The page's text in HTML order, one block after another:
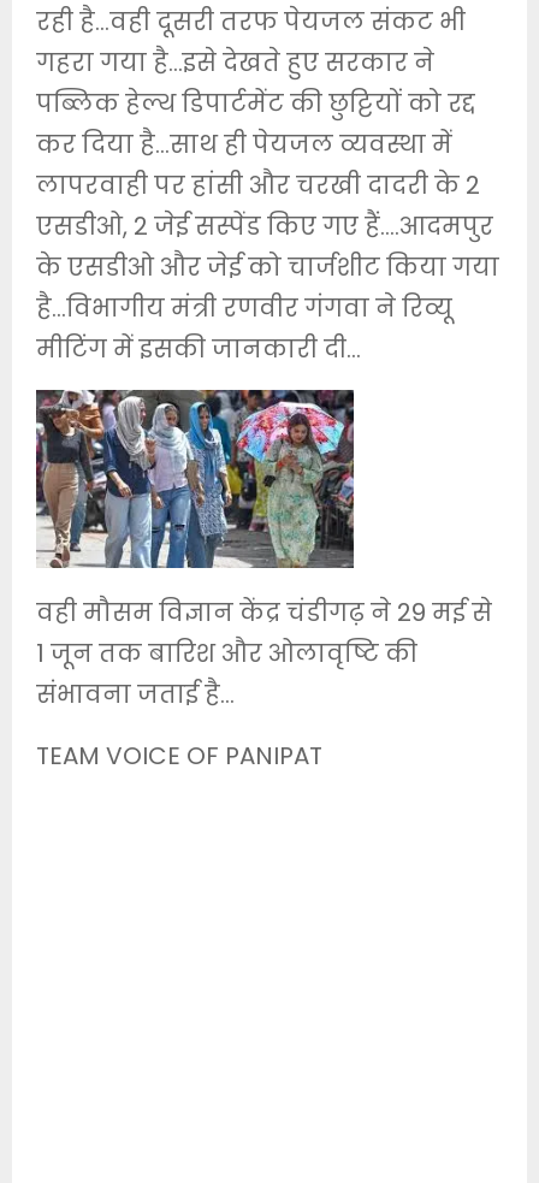
रही है…वही दूसरी तरफ पेयजल संकट भी
गहरा गया है…इसे देखते हुए सरकार ने
पब्लिक हेल्थ डिपार्टमेंट की छुट्टियों को रद्द
कर दिया है…साथ ही पेयजल व्यवस्था में
लापरवाही पर हांसी और चरखी दादरी के 2
एसडीओ, 2 जेई सस्पेंड किए गए हैं….आदमपुर
के एसडीओ और जेई को चार्जशीट किया गया
है…विभागीय मंत्री रणवीर गंगवा ने रिव्यू
मीटिंग में इसकी जानकारी दी…
वही मौसम विज्ञान केंद्र चंडीगढ़ ने 29 मई से
1 जून तक बारिश और ओलावृष्टि की
संभावना जताई है…
TEAM VOICE OF PANIPAT